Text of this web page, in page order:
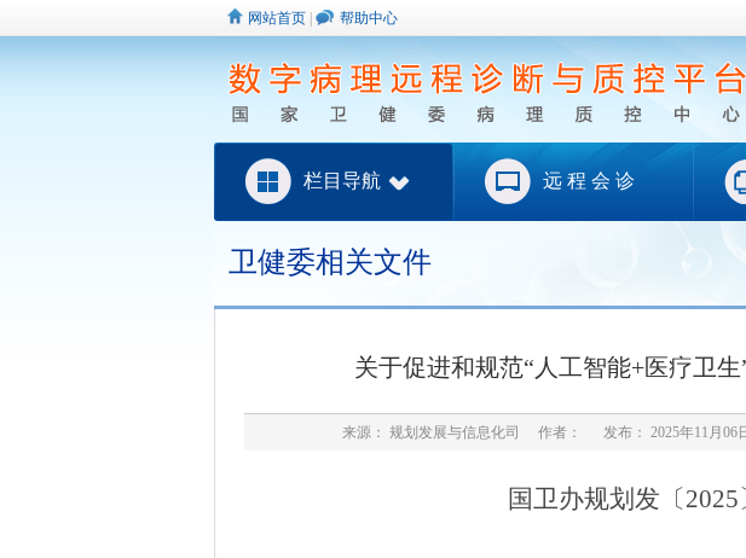
网站首页 帮助中心
栏目导航 远 程 会 诊
卫健委相关文件
关于促进和规范“人工智能+医疗卫
来源： 规划发展与信息化司 作者： 发布： 2025年11月06
国卫办规划发〔2025